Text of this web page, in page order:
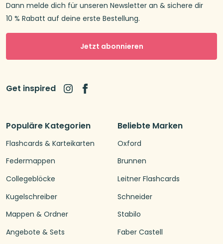
Populäre Kategorien
Flashcards & Karteikarten
Federmappen
Collegeblöcke
Kugelschreiber
Mappen & Ordner
Angebote & Sets
Beliebte Marken
Oxford
Brunnen
Leitner Flashcards
Schneider
Stabilo
Faber Castell
Dann melde dich für unseren Newsletter an & sichere dir
10 % Rabatt auf deine erste Bestellung.
Jetzt abonnieren
Get inspired